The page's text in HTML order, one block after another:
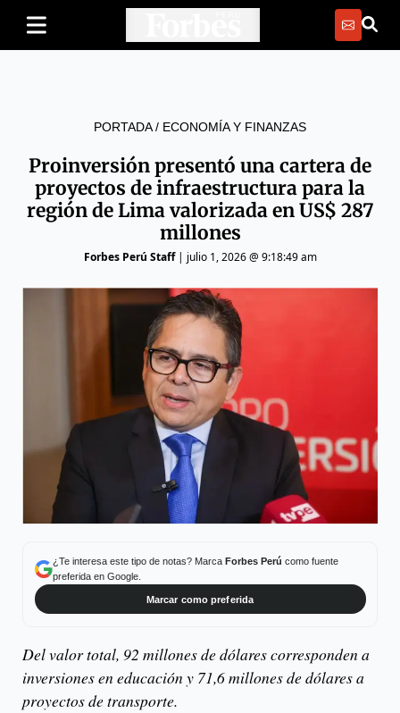
PORTADA/ ECONOMÍA Y FINANZAS
Proinversión presentó una cartera de
proyectos de infraestructura para la
región de Lima valorizada en US$ 287
millones
Forbes Perú Staff| julio 1, 2026 @ 9:18:49 am
¿Te interesa este tipo de notas? Marca Forbes Perú como fuente
preferida en Google.
Marcar como preferida
Del valor total, 92 millones de dólares corresponden a
inversiones en educación y 71,6 millones de dólares a
proyectos de transporte.